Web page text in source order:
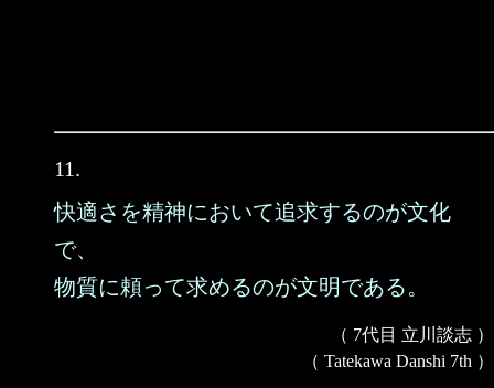
11.
快適さを精神において追求するのが文化
で、
物質に頼って求めるのが文明である。
（ 7代目 立川談志 ）
（ Tatekawa Danshi 7th ）